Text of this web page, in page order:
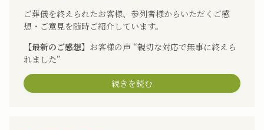
ご葬儀を終えられたお客様、参列者様からいただくご感
想・ご意見を随時ご紹介しています。
【最新のご感想】 お客様の声 “親切な対応で無事に終えら
れました”
続きを読む